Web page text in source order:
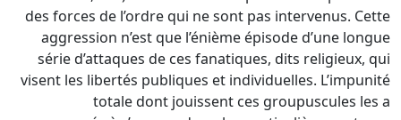
des forces de l’ordre qui ne sont pas intervenus. Cette
aggression n’est que l’énième épisode d’une longue
série d’attaques de ces fanatiques, dits religieux, qui
visent les libertés publiques et individuelles. L’impunité
totale dont jouissent ces groupuscules les a